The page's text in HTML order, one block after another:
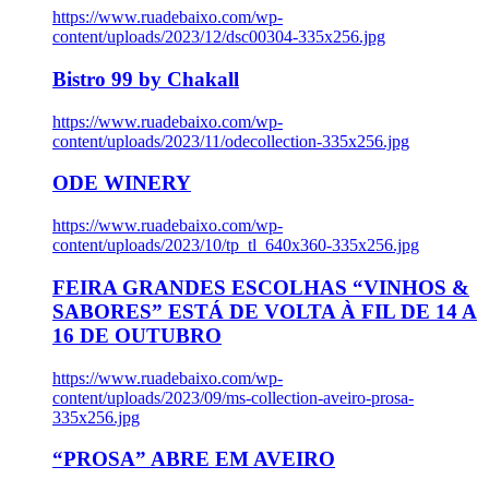
https://www.ruadebaixo.com/wp-
content/uploads/2023/12/dsc00304-335x256.jpg
Bistro 99 by Chakall
https://www.ruadebaixo.com/wp-
content/uploads/2023/11/odecollection-335x256.jpg
ODE WINERY
https://www.ruadebaixo.com/wp-
content/uploads/2023/10/tp_tl_640x360-335x256.jpg
FEIRA GRANDES ESCOLHAS “VINHOS &
SABORES” ESTÁ DE VOLTA À FIL DE 14 A
16 DE OUTUBRO
https://www.ruadebaixo.com/wp-
content/uploads/2023/09/ms-collection-aveiro-prosa-
335x256.jpg
“PROSA” ABRE EM AVEIRO